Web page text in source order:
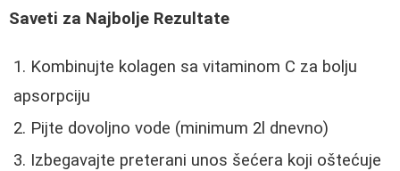
Saveti za Najbolje Rezultate
Kombinujte kolagen sa vitaminom C za bolju
apsorpciju
Pijte dovoljno vode (minimum 2l dnevno)
Izbegavajte preterani unos šećera koji oštećuje